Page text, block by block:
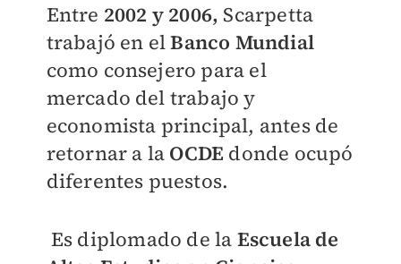
Entre 2002 y 2006, Scarpetta
trabajó en elBanco Mundial
como consejero para el
mercado del trabajo y
economista principal, antes de
retornar a la OCDE donde ocupó
diferentes puestos.
Es diplomado de la Escuela de